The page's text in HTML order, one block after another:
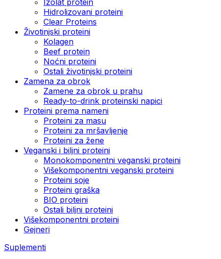
Hidrolizovani proteini
Clear Proteins
Životinjski proteini
Kolagen
Beef protein
Noćni proteini
Ostali životinjski proteini
Zamena za obrok
Zamene za obrok u prahu
Ready-to-drink proteinski napici
Proteini prema nameni
Proteini za masu
Proteini za mršavljenje
Proteini za žene
Veganski i biljni proteini
Monokomponentni veganski proteini
Višekomponentni veganski proteini
Proteini soje
Proteini graška
BIO proteini
Ostali biljni proteini
Višekomponentni proteini
Gejneri
Suplementi